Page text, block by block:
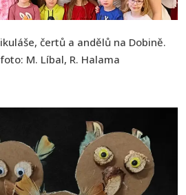
čertů a andělů na Dobině.
M. Líbal, R. Halama